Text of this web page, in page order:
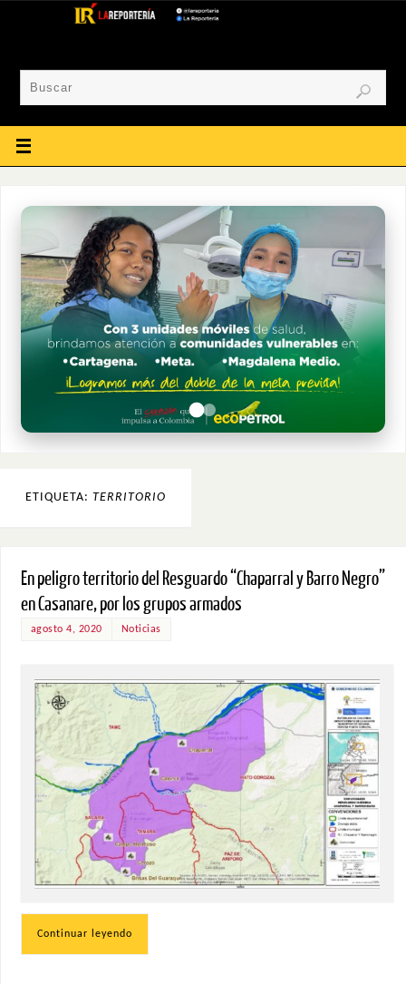
ETIQUETA: TERRITORIO
En peligro territorio del Resguardo “Chaparral y Barro Negro”
en Casanare, por los grupos armados
agosto 4, 2020 Noticias
Continuar leyendo